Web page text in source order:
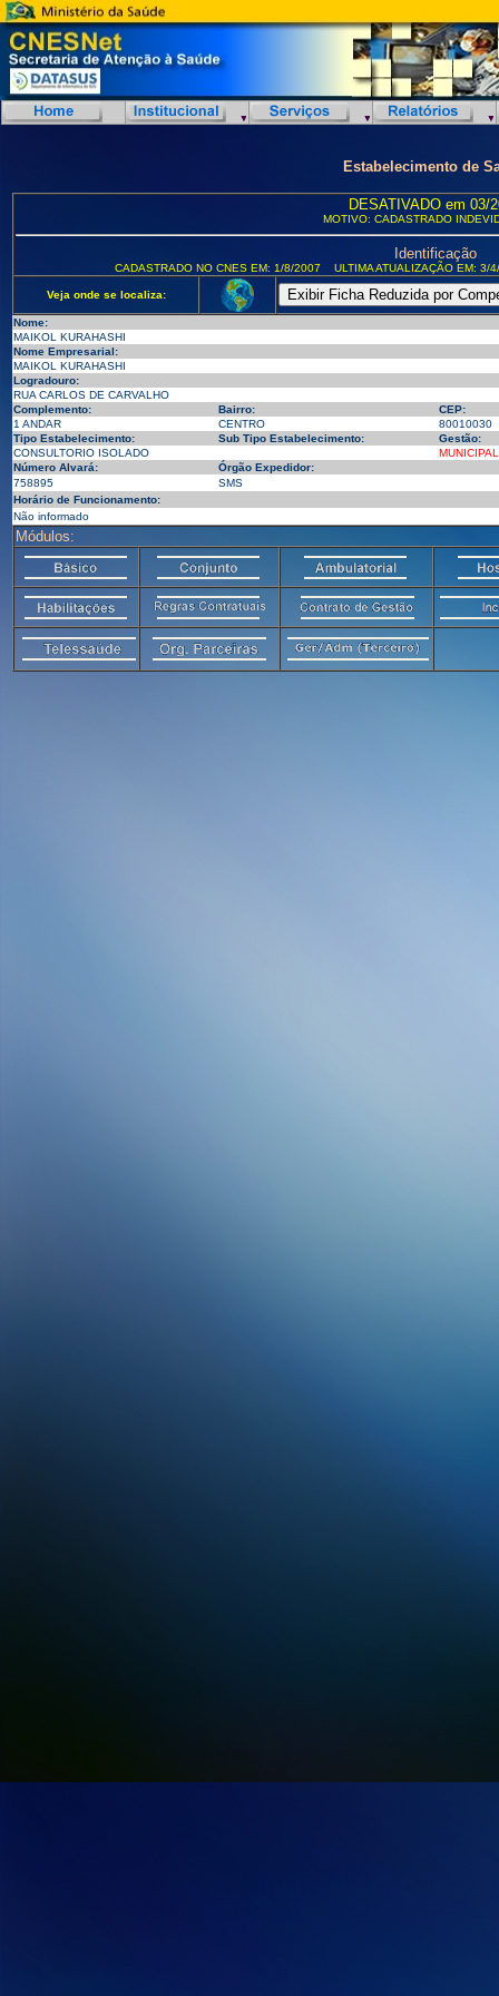
Estabelecimento de
DESATIVADO em 03/
MOTIVO: CADASTRADO
Identificação
CADASTRADO NO CNES EM: 1/8/2007 ULTIMA ATUALIZAÇÃO EM:
Veja onde se localiza:
Nome:
MAIKOL KURAHASHI
Nome Empresarial:
MAIKOL KURAHASHI
Logradouro:
RUA CARLOS DE CARVALHO
Complemento:
Bairro:
CEP:
1 ANDAR
CENTRO
80010030
Tipo Estabelecimento:
Sub Tipo Estabelecimento:
Gestão:
CONSULTORIO ISOLADO
MUNICIPAL
Número Alvará:
Órgão Expedidor:
758895
SMS
Horário de Funcionamento:
Não informado
Módulos: